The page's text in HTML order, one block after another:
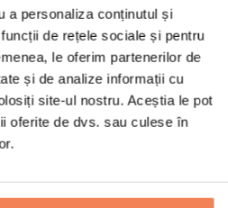
a personaliza conținutul și
de rețele sociale și pentru
le oferim partenerilor de
și de analize informații cu
site-ul nostru. Aceștia le pot
oferite de dvs. sau culese în